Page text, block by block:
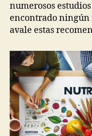
numerosos
encontrado
avale estas